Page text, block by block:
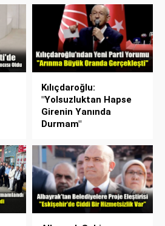
Kılıçdaroğlu:
"Yolsuzluktan Hapse
Girenin Yanında
Durmam"